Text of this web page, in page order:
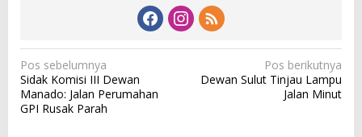
N
a
v
Pos sebelumnya
Sidak Komisi III Dewan
Manado: Jalan Perumahan
GPI Rusak Parah
Pos berikutnya
Dewan Sulut Tinjau Lampu
Jalan Minut